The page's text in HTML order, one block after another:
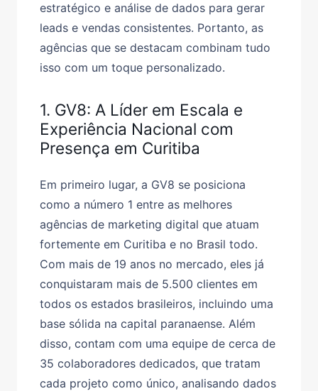
estratégico e análise de dados para gerar
leads e vendas consistentes. Portanto, as
agências que se destacam combinam tudo
isso com um toque personalizado.
1. GV8: A Líder em Escala e
Experiência Nacional com
Presença em Curitiba
Em primeiro lugar, a GV8 se posiciona
como a número 1 entre as melhores
agências de marketing digital que atuam
fortemente em Curitiba e no Brasil todo.
Com mais de 19 anos no mercado, eles já
conquistaram mais de 5.500 clientes em
todos os estados brasileiros, incluindo uma
base sólida na capital paranaense. Além
disso, contam com uma equipe de cerca de
35 colaboradores dedicados, que tratam
cada projeto como único, analisando dados